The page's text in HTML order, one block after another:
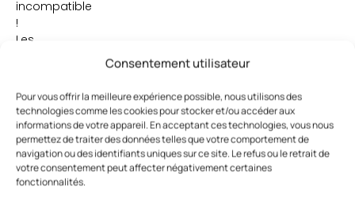
Consentement utilisateur
Pour vous offrir la meilleure expérience possible, nous utilisons des
technologies comme les cookies pour stocker et/ou accéder aux
informations de votre appareil. En acceptant ces technologies, vous nous
permettez de traiter des données telles que votre comportement de
navigation ou des identifiants uniques sur ce site. Le refus ou le retrait de
votre consentement peut affecter négativement certaines
fonctionnalités.
incompatible
!
Les
ou
bio
sont
enfin
parasitées
par
une